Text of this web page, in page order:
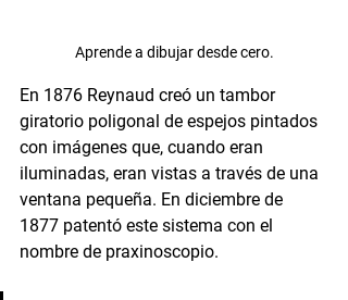
Aprende a dibujar desde cero.
En 1876 Reynaud creó un tambor
giratorio poligonal de espejos pintados
con imágenes que, cuando eran
iluminadas, eran vistas a través de una
ventana pequeña. En diciembre de
1877 patentó este sistema con el
nombre de praxinoscopio.